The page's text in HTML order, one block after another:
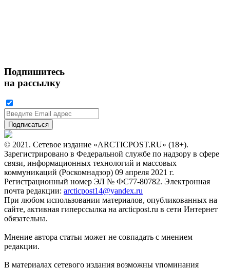
Подпишитесь
на рассылку
© 2021. Сетевое издание «ARCTICPOST.RU» (18+).
Зарегистрировано в Федеральной службе по надзору в сфере
связи, информационных технологий и массовых
коммуникаций (Роскомнадзор) 09 апреля 2021 г.
Регистрационный номер ЭЛ № ФС77-80782. Электронная
почта редакции: arcticpost14@yandex.ru
При любом использовании материалов, опубликованных на
сайте, активная гиперссылка на arcticpost.ru в сети Интернет
обязательна.
Мнение автора статьи может не совпадать с мнением
редакции.
В материалах сетевого издания возможны упоминания